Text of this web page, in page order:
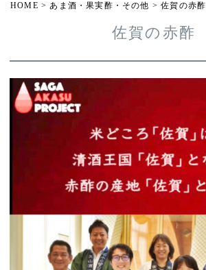
HOME あま酒・果実酢・その他 佐賀の赤酢
佐賀の赤酢